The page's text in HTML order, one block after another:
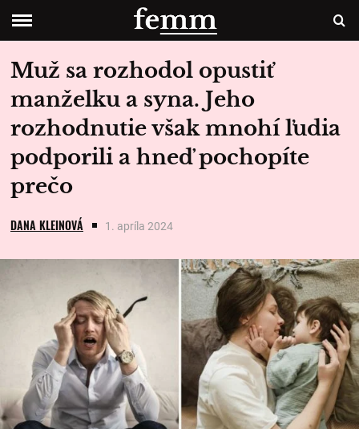
Muž sa rozhodol opustiť
manželku a syna. Jeho
rozhodnutie však mnohí ľudia
podporili a hneď pochopíte
prečo
DANA KLEINOVÁ 1. apríla 2024